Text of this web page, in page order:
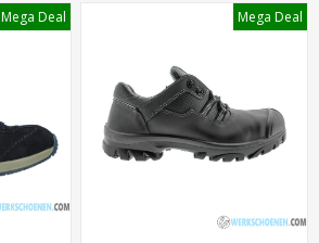
Mega Deal Mega Deal